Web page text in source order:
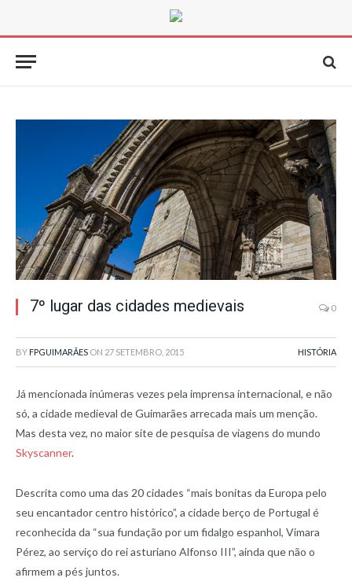
7º lugar das cidades medievais 0
BY FPGUIMARÃES ON 27 SETEMBRO, 2015 HISTÓRIA
Já mencionada inúmeras vezes pela imprensa internacional, e não
só, a cidade medieval de Guimarães arrecada mais um menção.
Mas desta vez, no maior site de pesquisa de viagens do mundo
Skyscanner.
Descrita como uma das 20 cidades “mais bonitas da Europa pelo
seu encantador centro histórico”, a cidade berço de Portugal é
reconhecida da “sua fundação por um fidalgo espanhol, Vimara
Pérez, ao serviço do rei asturiano Alfonso III”, ainda que não o
afirmem a pés juntos.